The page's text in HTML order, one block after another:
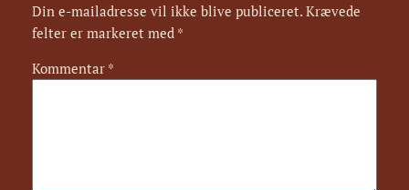
Din e-mailadresse vil ikke blive publiceret. Krævede
felter er markeret med *
Kommentar *